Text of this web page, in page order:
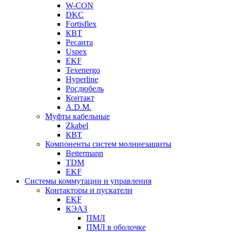
W-CON
DKC
Fortisflex
КВТ
Ресанта
Uspex
EKF
Texenergo
Hyperline
Росдюбель
Контакт
A.D.M.
Муфты кабельные
Zkabel
КВТ
Компоненты систем молниезащиты
Bettermann
TDM
EKF
Системы коммутации и управления
Контакторы и пускатели
EKF
КЭАЗ
ПМЛ
ПМЛ в оболочке